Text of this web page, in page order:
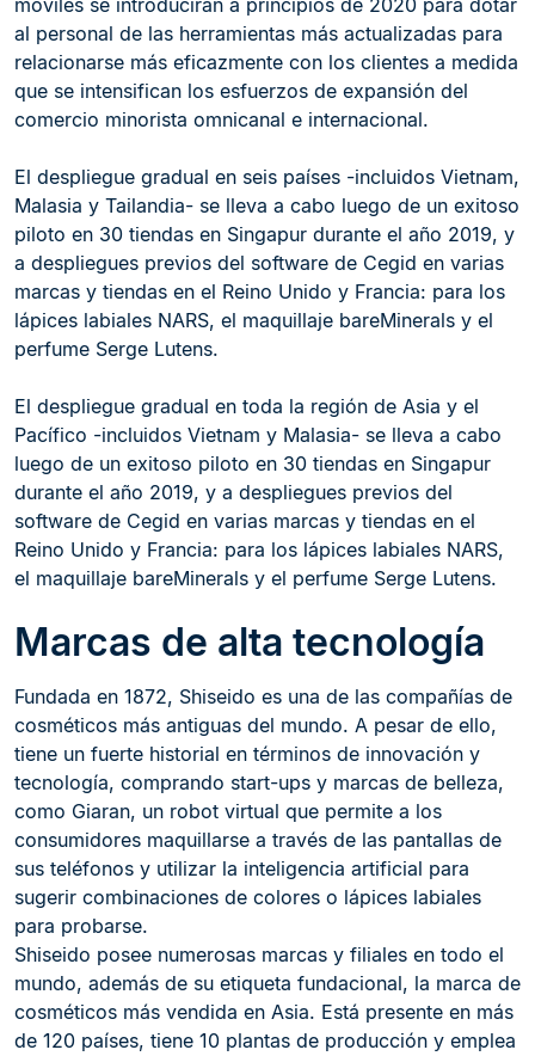
móviles se introducirán a principios de 2020 para dotar
al personal de las herramientas más actualizadas para
relacionarse más eficazmente con los clientes a medida
que se intensifican los esfuerzos de expansión del
comercio minorista omnicanal e internacional.
El despliegue gradual en seis países -incluidos Vietnam,
Malasia y Tailandia- se lleva a cabo luego de un exitoso
piloto en 30 tiendas en Singapur durante el año 2019, y
a despliegues previos del software de Cegid en varias
marcas y tiendas en el Reino Unido y Francia: para los
lápices labiales NARS, el maquillaje bareMinerals y el
perfume Serge Lutens.
El despliegue gradual en toda la región de Asia y el
Pacífico -incluidos Vietnam y Malasia- se lleva a cabo
luego de un exitoso piloto en 30 tiendas en Singapur
durante el año 2019, y a despliegues previos del
software de Cegid en varias marcas y tiendas en el
Reino Unido y Francia: para los lápices labiales NARS,
el maquillaje bareMinerals y el perfume Serge Lutens.
Marcas de alta tecnología
Fundada en 1872, Shiseido es una de las compañías de
cosméticos más antiguas del mundo. A pesar de ello,
tiene un fuerte historial en términos de innovación y
tecnología, comprando start-ups y marcas de belleza,
como Giaran, un robot virtual que permite a los
consumidores maquillarse a través de las pantallas de
sus teléfonos y utilizar la inteligencia artificial para
sugerir combinaciones de colores o lápices labiales
para probarse.
Shiseido posee numerosas marcas y filiales en todo el
mundo, además de su etiqueta fundacional, la marca de
cosméticos más vendida en Asia. Está presente en más
de 120 países, tiene 10 plantas de producción y emplea